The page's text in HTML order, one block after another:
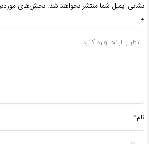
نشانی ایمیل شما منتشر نخواهد شد. بخش‌های
*
نام*